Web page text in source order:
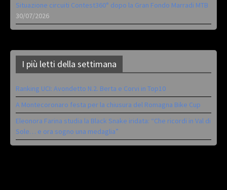
Situazione circuiti Contest360° dopo la Gran Fondo Marradi MTB
30/07/2026
I più letti della settimana
Ranking UCI: Avondetto N.2. Berta e Corvi in Top10
A Montecoronaro festa per la chiusura del Romagna Bike Cup
Eleonora Farina studia la Black Snake iridata: “Che ricordi in Val di
Sole… e ora sogno una medaglia”